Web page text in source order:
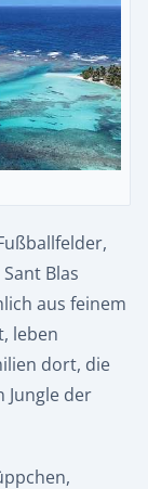
Blas
aus feinem
leben
dort, die
Jungle der